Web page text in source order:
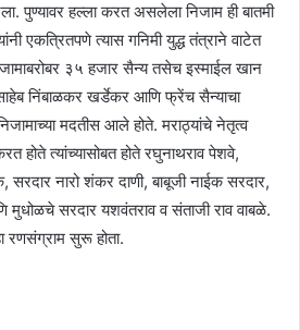
हल्ला करत असलेला निजाम ही बातमी
एकत्रितपणे त्यास गनिमी युद्ध तंत्राने वाटेत
३५ हजार सैन्य तसेच इस्माईल खान
निंबाळकर खर्डेकर आणि फ्रेंच सैन्याचा
मदतीस आले होते. मराठ्यांचे नेतृत्व
होते त्यांच्यासोबत होते रघुनाथराव पेशवे,
सरदार नारो शंकर दाणी, बाबूजी नाईक सरदार,
मुधोळचे सरदार यशवंतराव व संताजी राव वाबळे.
रणसंग्राम सुरू होता.